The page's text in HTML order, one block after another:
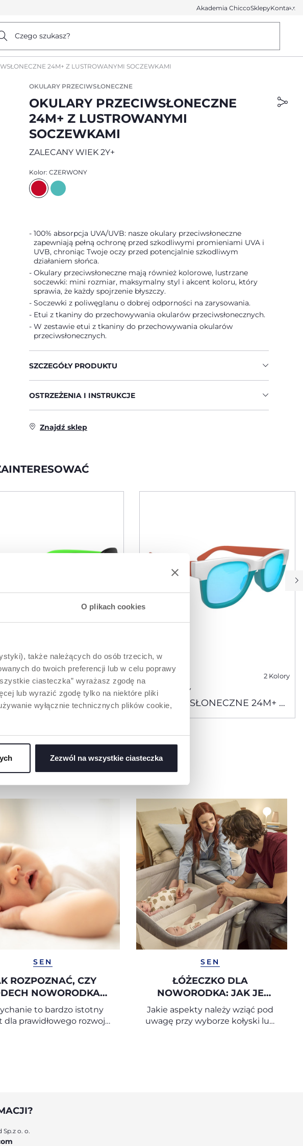
O plikach cookies
także należących do osób trzecich, w
do twoich preferencji lub w celu poprawy
ciasteczka” wyrażasz zgodę na
lub wyrazić zgodę tylko na niektóre pliki
wyłącznie technicznych plików cookie,
Zezwól na wszystkie ciasteczka
Akademia ChiccoSklepyKontakt
Czego szukasz?
24M+ Z LUSTROWANYMI SOCZEWKAMI
OKULARY PRZECIWSŁONECZNE
OKULARY PRZECIWSŁONECZNE
24M+ Z LUSTROWANYMI
SOCZEWKAMI
ZALECANY WIEK 2Y+
Kolor: CZERWONY
100% absorpcja UVA/UVB: nasze okulary przeciwsłoneczne
zapewniają pełną ochronę przed szkodliwymi promieniami UVA i
UVB, chroniąc Twoje oczy przed potencjalnie szkodliwym
działaniem słońca.
Okulary przeciwsłoneczne mają również kolorowe, lustrzane
soczewki: mini rozmiar, maksymalny styl i akcent koloru, który
sprawia, że każdy spojrzenie błyszczy.
Soczewki z poliwęglanu o dobrej odporności na zarysowania.
Etui z tkaniny do przechowywania okularów przeciwsłonecznych.
W zestawie etui z tkaniny do przechowywania okularów
przeciwsłonecznych.
SZCZEGÓŁY PRODUKTU
OSTRZEŻENIA I INSTRUKCJE
Znajdź sklep
2 Kolory
5L+
2 Kolory
OKULARY
PRZECIWSŁONECZNE 24M+ Z
SEN
ROZPOZNAĆ, CZY
NOWORODKA
PRAWIDŁOWY
to bardzo istotny
dla prawidłowego rozwoju
SEN
ŁÓŻECZKO DLA
NOWORODKA: JAK JE
WYBRAĆ?
Jakie aspekty należy wziąć pod
uwagę przy wyborze kołyski lub
Sp.z o. o.